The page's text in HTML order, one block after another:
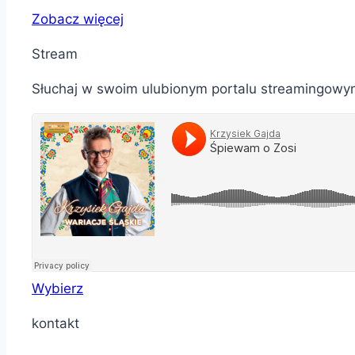
Zobacz więcej
Stream
Słuchaj w swoim ulubionym portalu
Wybierz
kontakt